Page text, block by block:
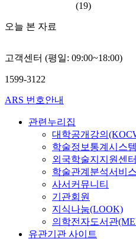
(19)
오늘 본 자료
고객센터 (평일: 09:00~18:00)
1599-3122
ARS 번호안내
관련누리집
대학공개강의
학술정보통계시스
외국학술지지원센
학술관계분석서비
사서커뮤니티
기관회원
지식나눔(LOOK)
의학전자도서관
유관기관 사이트